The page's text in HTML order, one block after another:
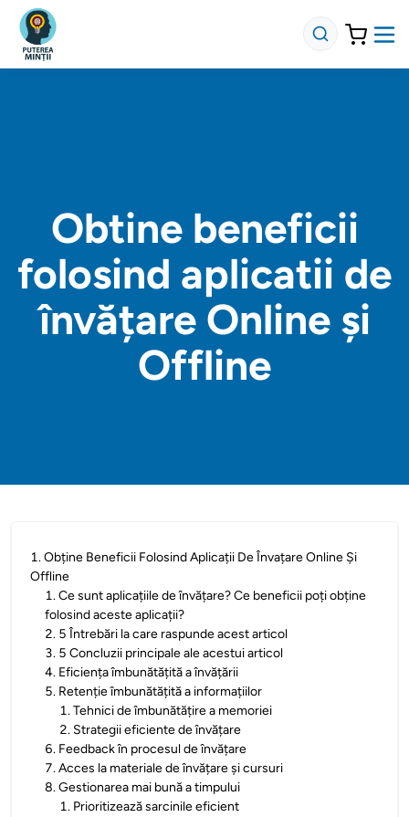
Obtine beneficii
folosind aplicatii de
învățare Online și
Offline
1.Obține Beneficii Folosind Aplicații De Învațare Online Și
Offline
1.Ce sunt aplicațiile de învățare? Ce beneficii poți obține
folosind aceste aplicații?
2. 5 Întrebări la care raspunde acest articol
3. 5 Concluzii principale ale acestui articol
4. Eficiența îmbunătățită a învățării
5. Retenție îmbunătățită a informațiilor
1.Tehnici de îmbunătățire a memoriei
2. Strategii eficiente de învățare
6. Feedback în procesul de învățare
7.Acces la materiale de învățare și cursuri
8.Gestionarea mai bună a timpului
1. Prioritizează sarcinile eficient